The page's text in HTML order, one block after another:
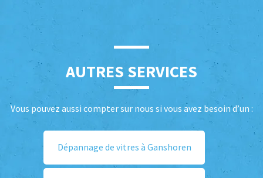
AUTRES SERVICES
Vous pouvez aussi compter sur nous si vous avez besoin d’un :
Dépannage de vitres à Ganshoren